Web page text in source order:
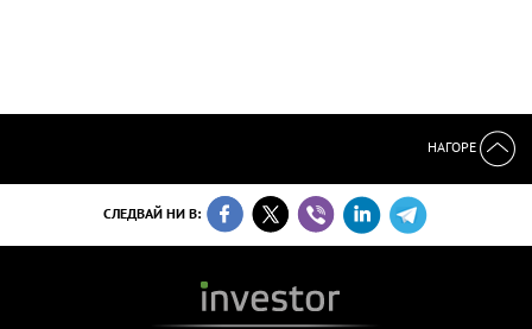
НАГОРЕ
СЛЕДВАЙ НИ В: